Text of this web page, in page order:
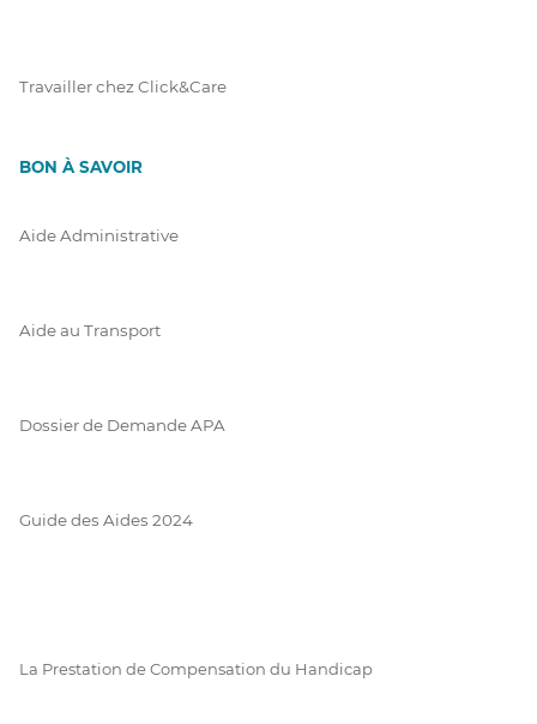
Travailler chez Click&Care
BON À SAVOIR
Aide Administrative
Aide au Transport
Dossier de Demande APA
Guide des Aides 2024
La Prestation de Compensation du Handicap